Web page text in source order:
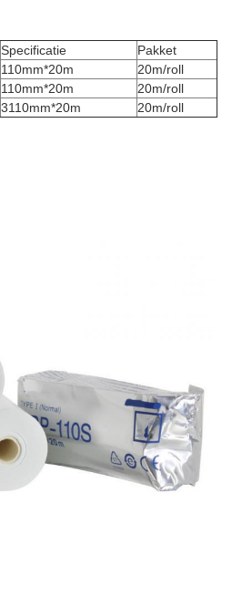
Specificatie
Pakket
110mm*20m
20m/roll
110mm*20m
20m/roll
3110mm*20m 20m/roll